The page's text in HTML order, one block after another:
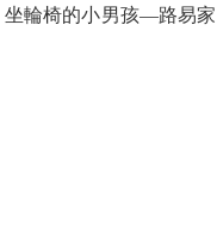
坐輪椅的小男孩—路易家